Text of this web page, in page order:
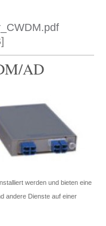
AD
werden und bieten eine
andere Dienste auf einer